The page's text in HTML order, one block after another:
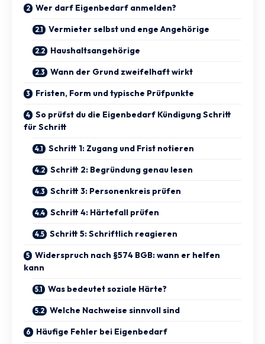
Wer darf Eigenbedarf anmelden?
Vermieter selbst und enge Angehörige
Haushaltsangehörige
Wann der Grund zweifelhaft wirkt
Fristen, Form und typische Prüfpunkte
So prüfst du die Eigenbedarf Kündigung Schritt
für Schritt
Schritt 1: Zugang und Frist notieren
Schritt 2: Begründung genau lesen
Schritt 3: Personenkreis prüfen
Schritt 4: Härtefall prüfen
Schritt 5: Schriftlich reagieren
Widerspruch nach §574 BGB: wann er helfen
kann
Was bedeutet soziale Härte?
Welche Nachweise sinnvoll sind
Häufige Fehler bei Eigenbedarf